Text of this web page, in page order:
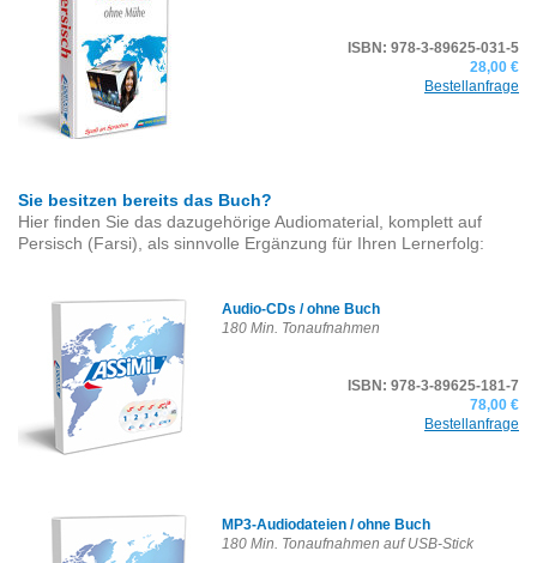
ISBN: 978-3-89625-031-5
28,00 €
Bestellanfrage
Sie besitzen bereits das Buch?
Hier finden Sie das dazugehörige Audiomaterial, komplett auf
Persisch (Farsi), als sinnvolle Ergänzung für Ihren Lernerfolg:
Audio-CDs / ohne Buch
180 Min. Tonaufnahmen
ISBN: 978-3-89625-181-7
78,00 €
Bestellanfrage
MP3-Audiodateien / ohne Buch
180 Min. Tonaufnahmen auf USB-Stick